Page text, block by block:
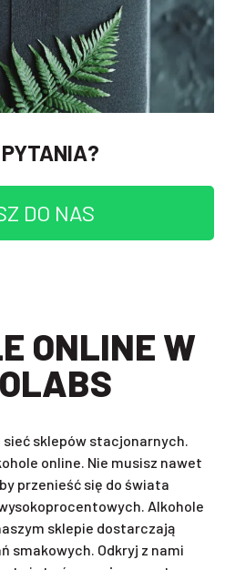
DO NAS
sklepów stacjonarnych.
online. Nie musisz nawet
przenieść się do świata
Alkohole
sklepie dostarczają
smakowych. Odkryj z nami